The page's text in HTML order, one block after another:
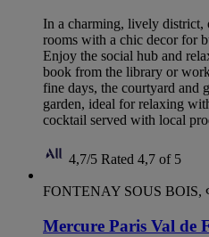
In a charming, lively district,
rooms with a chic decor for
Enjoy the social hub and
book from the library or
fine days, the courtyard and
garden, ideal for relaxing
cocktail served with local
4,7/5 Rated 4,7 of 5
FONTENAY SOUS BOIS,
Mercure Paris Val de